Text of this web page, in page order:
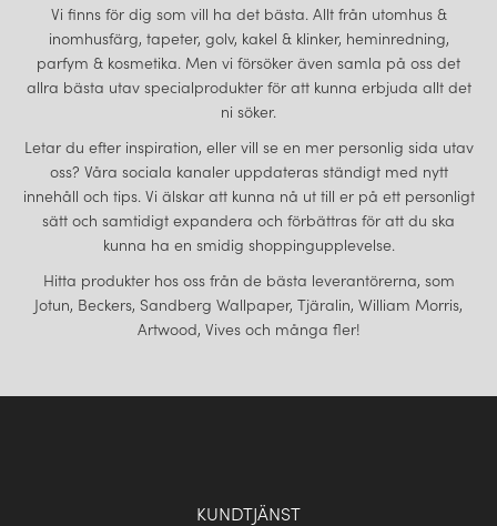
Vi finns för dig som vill ha det bästa. Allt från utomhus &
inomhusfärg, tapeter, golv, kakel & klinker, heminredning,
parfym & kosmetika. Men vi försöker även samla på oss det
allra bästa utav specialprodukter för att kunna erbjuda allt det
ni söker.
Letar du efter inspiration, eller vill se en mer personlig sida utav
oss? Våra sociala kanaler uppdateras ständigt med nytt
innehåll och tips. Vi älskar att kunna nå ut till er på ett personligt
sätt och samtidigt expandera och förbättras för att du ska
kunna ha en smidig shoppingupplevelse.
Hitta produkter hos oss från de bästa leverantörerna, som
Jotun, Beckers, Sandberg Wallpaper, Tjäralin, William Morris,
Artwood, Vives och många fler!
KUNDTJÄNST